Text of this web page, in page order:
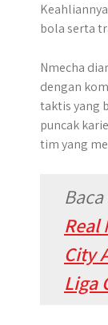
bola serta
Nmecha
dengan
taktis yang
puncak
tim yang
Real
City
Liga